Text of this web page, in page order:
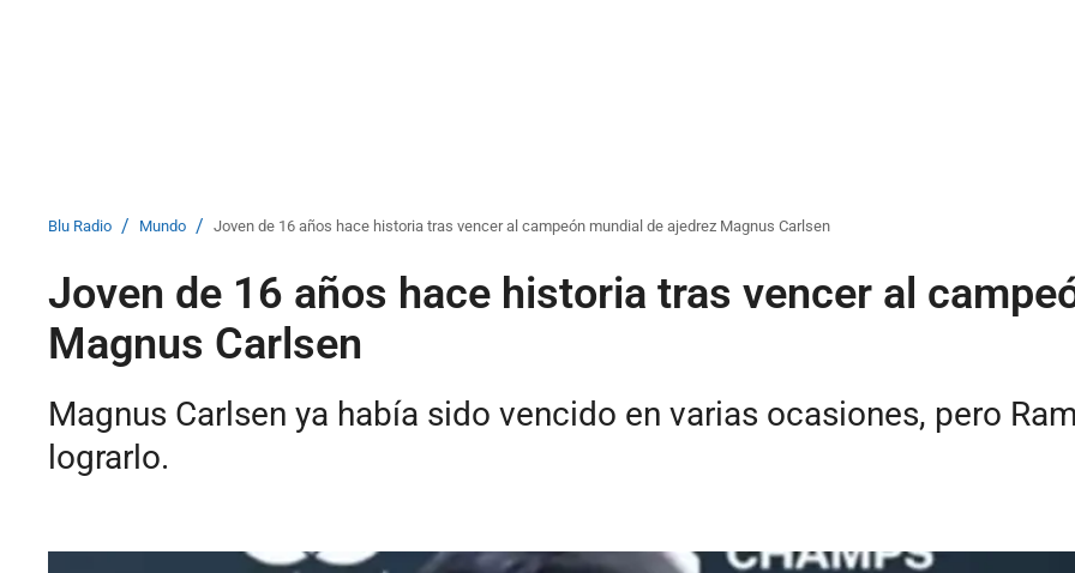
Blu Radio / Mundo / Joven de 16 años hace historia tras vencer al campeón mundial de ajedrez Magnus Carlsen
Joven de 16 años hace historia tras vencer al
Magnus Carlsen
Magnus Carlsen ya había sido vencido en varias ocasiones, pero
lograrlo.